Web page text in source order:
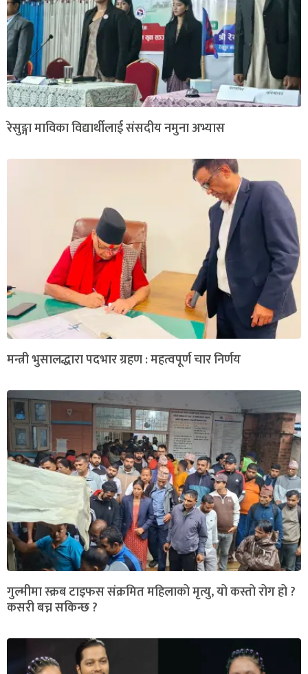
रेसुङ्गा माविका विद्यार्थीलाई संसदीय नमुना अभ्यास
मन्त्री भुसालद्धारा पदभार ग्रहण : महत्वपूर्ण चार निर्णय
गुल्मीमा स्क्रब टाइफस संक्रमित महिलाको मृत्यु, यो कस्तो रोग हो ?
कसरी बच्न सकिन्छ ?